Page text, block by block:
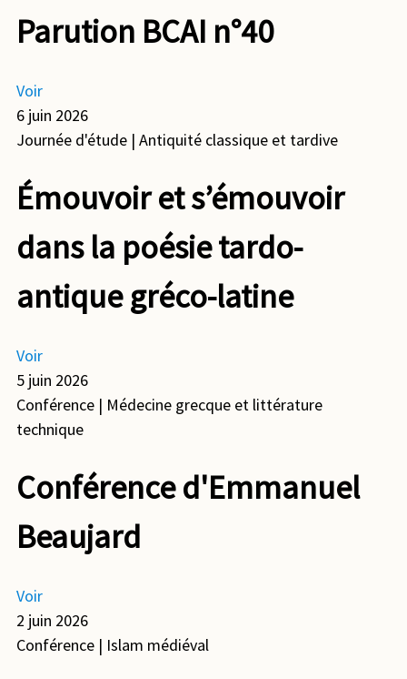
Parution BCAI n°40
Voir
6 juin 2026
Journée d'étude | Antiquité classique et tardive
Émouvoir et s’émouvoir
dans la poésie tardo-
antique gréco-latine
Voir
5 juin 2026
Conférence | Médecine grecque et littérature
technique
Conférence d'Emmanuel
Beaujard
Voir
2 juin 2026
Conférence | Islam médiéval